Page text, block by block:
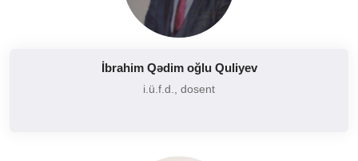
İbrahim Qədim oğlu Quliyev
i.ü.f.d., dosent